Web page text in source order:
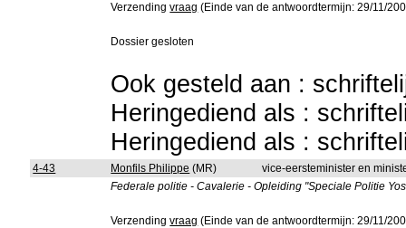
Verzendingvraag (Einde van de antwoordtermijn: 29/11/
Dossier gesloten
Ook gesteld aan :
Heringediend als :
Heringediend als :
4-43 Monfils Philippe (MR)
vice-eersteminister en
Federale politie - Cavalerie - Opleiding "Speciale Politie
Verzendingvraag (Einde van de antwoordtermijn: 29/11/